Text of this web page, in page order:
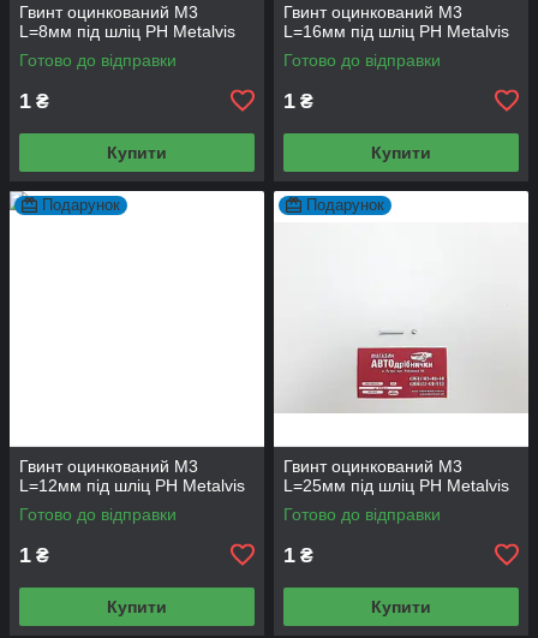
Гвинт оцинкований М3
L=8мм під шліц PH Metalvis
Готово до відправки
1 ₴
Купити
Гвинт оцинкований М3
L=16мм під шліц PH Metalvis
Готово до відправки
1 ₴
Купити
Подарунок
Гвинт оцинкований М3
L=12мм під шліц PH Metalvis
Готово до відправки
1 ₴
Купити
Подарунок
Гвинт оцинкований М3
L=25мм під шліц PH Metalvis
Готово до відправки
1 ₴
Купити